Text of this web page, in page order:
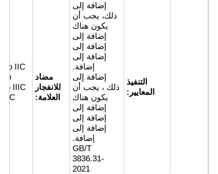
التنفيذ
المعايير:
إضافة إلى
ذلك، يجب أن
يكون هناك
إضافة إلى
إضافة إلى
إضافة إلى
إضافة.
إضافة إلى
ذلك ، يجب أن
يكون هناك
إضافة إلى
إضافة إلى
إضافة إلى
إضافة.
GB/T
3836.31-
2021
مضاد
للانفجار
العلامة:
db IIC
tb IIIC